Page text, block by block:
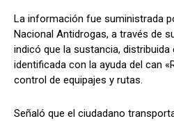
La información fue suministrada
Nacional Antidrogas, a través de
indicó que la sustancia,
identificada con la ayuda del can
control de equipajes y rutas.
Señaló que el ciudadano